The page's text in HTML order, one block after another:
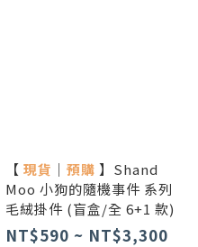
【 現貨 ｜ 預購 】Shand
Moo 小狗的隨機事件 系列
毛絨掛件 (盲盒/全 6+1 款)
NT$590 ~ NT$3,300